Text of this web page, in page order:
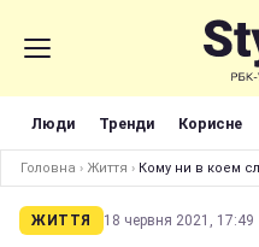
Люди Тренди Корисне
Головна › Життя › Кому ни в коем
ЖИТТЯ 18 червня 2021, 17:49